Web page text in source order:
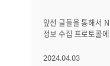
앞선 글들을 통해서
정보 수집 프로토콜
대해서 자세히 알아보겠습니다.
2024.04.03